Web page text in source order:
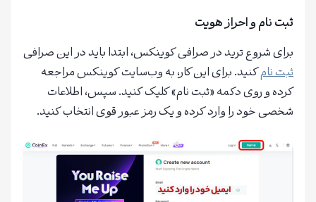
ثبت نام و احراز هویت
برای شروع ترید در صرافی کوینکس، ابتدا باید در این صرافی
ثبت نامکنید. برای این کار، به وب‌سایت کوینکس مراجعه
کرده و روی دکمه «ثبت نام» کلیک کنید. سپس، اطلاعات
شخصی خود را وارد کرده و یک رمز عبور قوی انتخاب کنید.